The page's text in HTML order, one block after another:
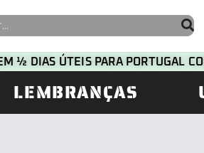
½ DIAS ÚTEIS PARA PORTUGAL
LEMBRANÇAS